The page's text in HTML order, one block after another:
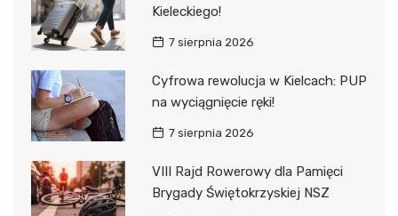
Kieleckiego!
7 sierpnia 2026
Cyfrowa rewolucja w Kielcach: PUP
na wyciągnięcie ręki!
7 sierpnia 2026
VIII Rajd Rowerowy dla Pamięci
Brygady Świętokrzyskiej NSZ